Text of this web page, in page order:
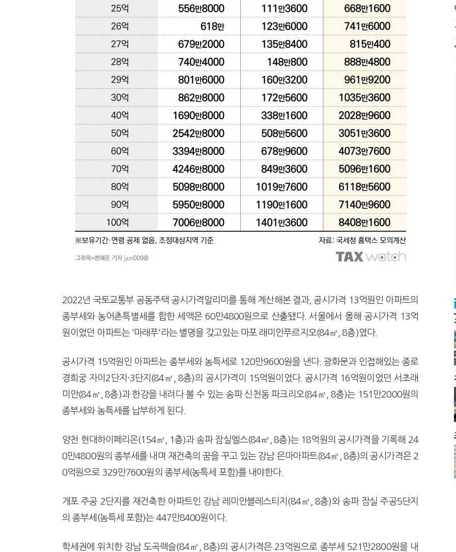
2022년 국토교통부 공동주택 공시가격알리미를 통해 계산해본 결과, 공시가격 13억원인 아파트의
종부세와 농어촌특별세를 합한 세액은 60만4800원으로 산출됐다. 서울에서 올해 공시가격 13억
원이었던 아파트는 '마래푸'라는 별명을 갖고있는 마포 래미안푸르지오(84㎡, 8층)였다.
공시가격 15억원인 아파트는 종부세와 농특세로 120만9600원을 낸다. 광화문과 인접해있는 종로
경희궁 자이2단지·3단지(84㎡, 8층)의 공시가격이 15억원이었다. 공시가격 16억원이었던 서초래
미안(84㎡, 8층)과 한강을 내려다 볼 수 있는 송파 신천동 파크리오(84㎡, 8층)는 151만2000원의
종부세와 농특세를 납부하게 된다.
양천 현대하이페리온(154㎡, 1층)과 송파 잠실엘스(84㎡, 8층)는 18억원의 공시가격을 기록해 24
0만4800원의 종부세를 내며 재건축의 꿈을 꾸고 있는 강남 은마아파트(84㎡, 8층)의 공시가격은 2
0억원으로 329만7600원의 종부세(농특세 포함)를 내야한다.
개포 주공 2단지를 재건축한 아파트인 강남 레미안블레스티지(84㎡, 8층)와 송파 잠실 주공5단지
의 종부세(농특세 포함)는 447만8400원이다.
학세권에 위치한 강남 도곡렉슬(84㎡, 8층)의 공시가격은 23억원으로 종부세 521만2800원을 내